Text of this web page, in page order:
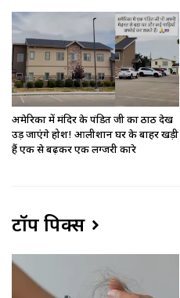
अमेरिका में मंदिर के पंडित जी का ठाठ देख
उड़ जाएंगे होश! आलीशान घर के बाहर खड़ी
हैं एक से बढ़कर एक लग्जरी कारे
टॉप पिक्स